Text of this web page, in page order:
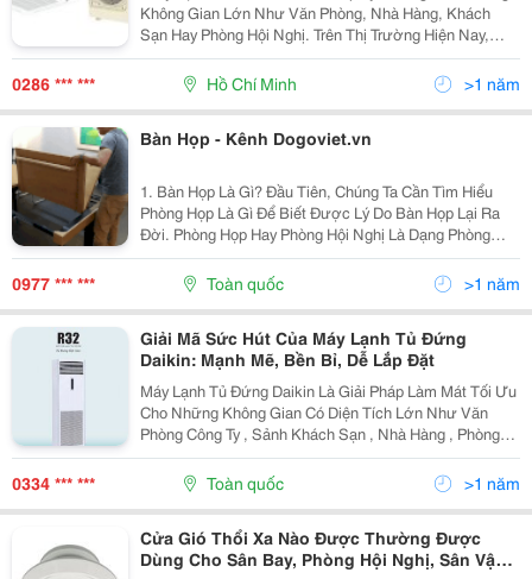
Không Gian Lớn Như Văn Phòng, Nhà Hàng, Khách
Sạn Hay Phòng Hội Nghị. Trên Thị Trường Hiện Nay,
Daikin Và Mitsubishi Heavy Là Hai Thương Hiệu Điều
Hòa Hàng Đầu, Nổi Bật Về Chất Lượng Và Hiệu...
0286 *** *** Hồ Chí Minh >1 năm
Bàn Họp - Kênh Dogoviet.vn
1. Bàn Họp Là Gì? Đầu Tiên, Chúng Ta Cần Tìm Hiểu
Phòng Họp Là Gì Để Biết Được Lý Do Bàn Họp Lại Ra
Đời. Phòng Họp Hay Phòng Hội Nghị Là Dạng Phòng
Được Đặt Riêng Biệt Tại Công Ty, Văn Phòng, Tòa Nhà.
Mục Đích Của Nó Được Tạo Ra Để Tạo Không Gian...
0977 *** *** Toàn quốc >1 năm
Giải Mã Sức Hút Của Máy Lạnh Tủ Đứng
Daikin: Mạnh Mẽ, Bền Bỉ, Dễ Lắp Đặt
Máy Lạnh Tủ Đứng Daikin Là Giải Pháp Làm Mát Tối Ưu
Cho Những Không Gian Có Diện Tích Lớn Như Văn
Phòng Công Ty , Sảnh Khách Sạn , Nhà Hàng , Phòng
Hội Nghị Hay Showroom . Sở Hữu Thiết Kế Hiện Đại,
Tinh Tế Cùng Công Suất Làm Lạnh Mạnh Mẽ , Dòng
0334 *** *** Toàn quốc >1 năm
Cửa Gió Thổi Xa Nào Được Thường Được
Dùng Cho Sân Bay, Phòng Hội Nghị, Sân Vận